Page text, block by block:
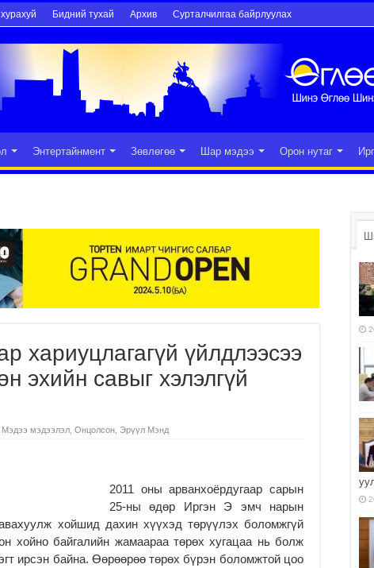
Бидний тухай Архив Сурталчилгаа байрлуулах
Энтертайнмент Зөвлөгөө Шар мэдээ Орон нутаг
хариуцлагагүй үйлдлээсээ
эхийн савыг хэлэлгүй
Мэдээ мэдээлэл Онцолсон Эрүүл Мэнд
2011 оны арванхоёрдугаар сарын
25-ны өдөр Иргэн Э эмч нарын
хойшид дахин хүүхэд төрүүлэх боломжгүй
хойно байгалийн жамаараа төрөх хугацаа нь болж
ирсэн байна. Өөрөөрөө төрөх бүрэн боломжтой цоо